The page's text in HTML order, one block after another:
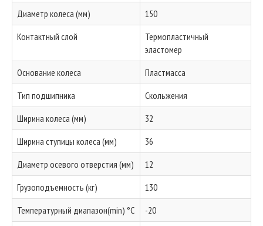
Диаметр колеса (мм)
150
Контактный слой
Термопластичный
эластомер
Основание колеса
Пластмасса
Тип подшипника
Скольжения
Ширина колеса (мм)
32
Ширина ступицы колеса (мм)
36
Диаметр осевого отверстия (мм)
12
Грузоподъемность (кг)
130
Температурный диапазон(min) °C
-20